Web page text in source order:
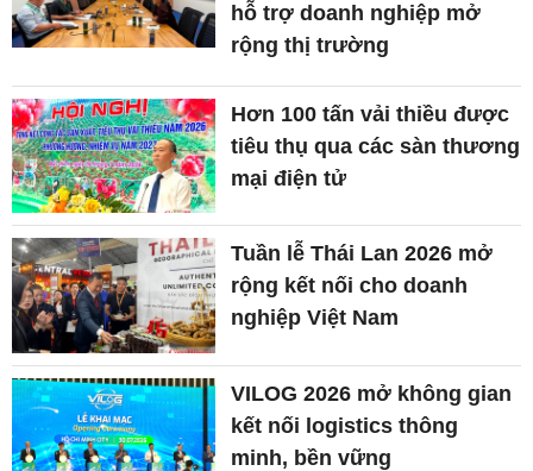
hỗ trợ doanh nghiệp mở
rộng thị trường
Hơn 100 tấn vải thiều được
tiêu thụ qua các sàn thương
mại điện tử
Tuần lễ Thái Lan 2026 mở
rộng kết nối cho doanh
nghiệp Việt Nam
VILOG 2026 mở không gian
kết nối logistics thông
minh, bền vững